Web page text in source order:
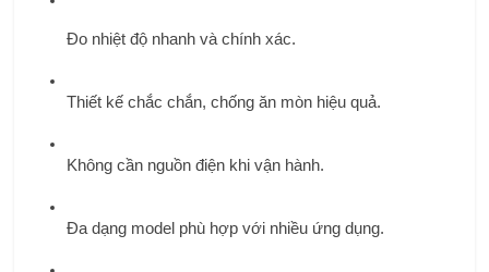
Đo nhiệt độ nhanh và chính xác.
Thiết kế chắc chắn, chống ăn mòn hiệu quả.
Không cần nguồn điện khi vận hành.
Đa dạng model phù hợp với nhiều ứng dụng.